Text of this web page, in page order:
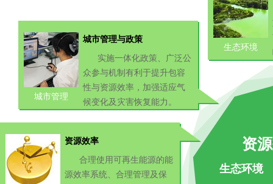
资
生态环境
城市管理
城市管理与政策
实施一体化政策、广泛公
众参与机制有利于提升包容
性与资源效率，加强适应气
候变化及灾害恢复能力。
资源效率
合理使用可再生能源的能
源效率系统、合理管理及保
生态环境